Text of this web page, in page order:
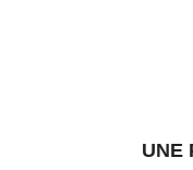
UNE